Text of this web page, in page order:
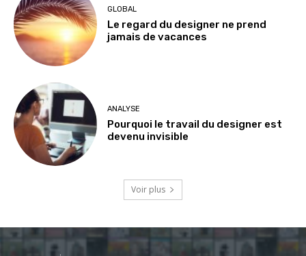
GLOBAL
Le regard du designer ne prend
jamais de vacances
ANALYSE
Pourquoi le travail du designer est
devenu invisible
Voir plus